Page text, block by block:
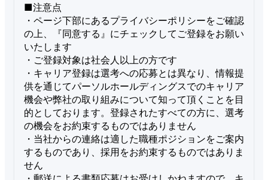
■注意点
・ページ下部にあるプライバシーポリシーをご確認
の上、『同意する』にチェックしてご登録をお願い
いたします
・ご登録対象は社会人以上の方です
・キャリア登録は選考への応募とは異なり、情報提
供を通じてパーソルホールディングスでのキャリア
機会や弊社の取り組みについて知って頂くことを目
的としております。登録されたすべての方に、選考
の機会をお約束するものではありません
・当社からの連絡は適した職種ポジションをご案内
するものであり、採用をお約束するものではありま
せん